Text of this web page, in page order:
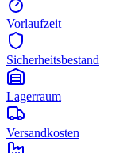
Vorlaufzeit
Sicherheitsbestand
Lagerraum
Versandkosten